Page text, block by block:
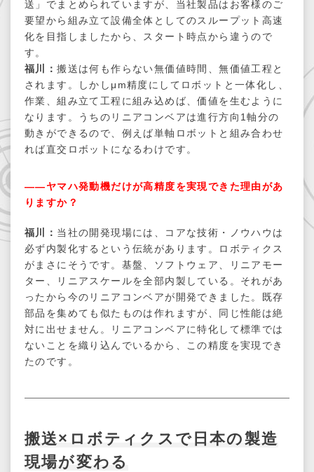
送」でまとめられていますが、当社製品はお客様のご
要望から組み立て設備全体としてのスループット高速
化を目指しましたから、スタート時点から違うので
す。
福川：搬送は何も作らない無価値時間、無価値工程と
されます。しかしμm精度にしてロボットと一体化し、
作業、組み立て工程に組み込めば、価値を生むように
なります。うちのリニアコンベアは進行方向1軸分の
動きができるので、例えば単軸ロボットと組み合わせ
れば直交ロボットになるわけです。
――ヤマハ発動機だけが高精度を実現できた理由があ
りますか？
福川： 当社の開発現場には、コアな技術・ノウハウは
必ず内製化するという伝統があります。ロボティクス
がまさにそうです。基盤、ソフトウェア、リニアモー
ター、リニアスケールを全部内製している。それがあ
ったから今のリニアコンベアが開発できました。既存
部品を集めても似たものは作れますが、同じ性能は絶
対に出せません。リニアコンベアに特化して標準では
ないことを織り込んでいるから、この精度を実現でき
たのです。
搬送×ロボティクスで日本の製造
現場が変わる